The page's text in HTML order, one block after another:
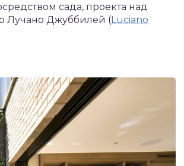
сада, проекта над
Лучано Джуббилей (Luciano